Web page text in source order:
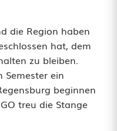
die Region haben
hat, dem
zu bleiben.
Semester ein
beginnen
treu die Stange